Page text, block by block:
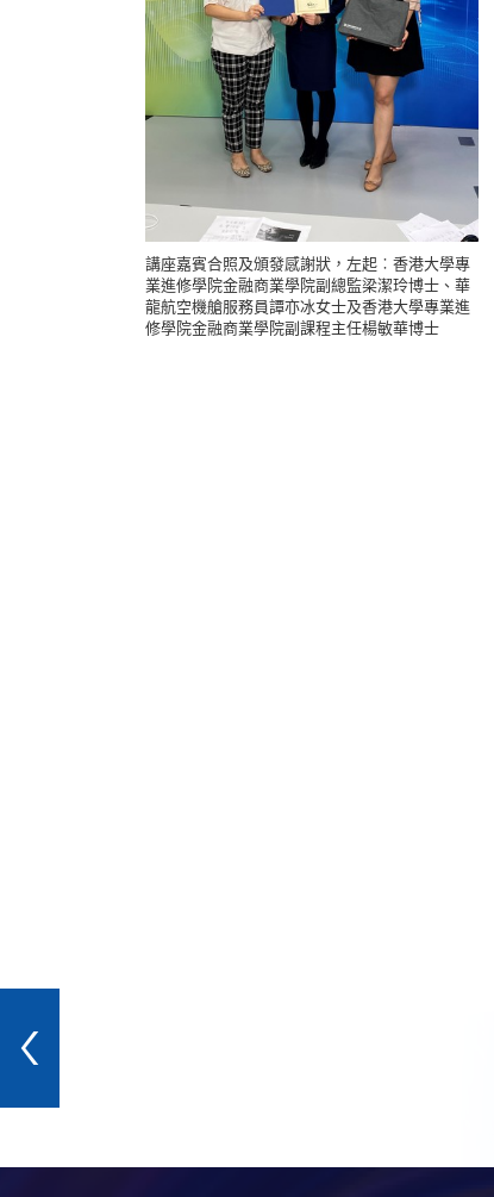
講座嘉賓合照及頒發感謝狀，左起︰香港大學專
業進修學院金融商業學院副總監梁潔玲博士、華
龍航空機艙服務員譚亦冰女士及香港大學專業進
修學院金融商業學院副課程主任楊敏華博士